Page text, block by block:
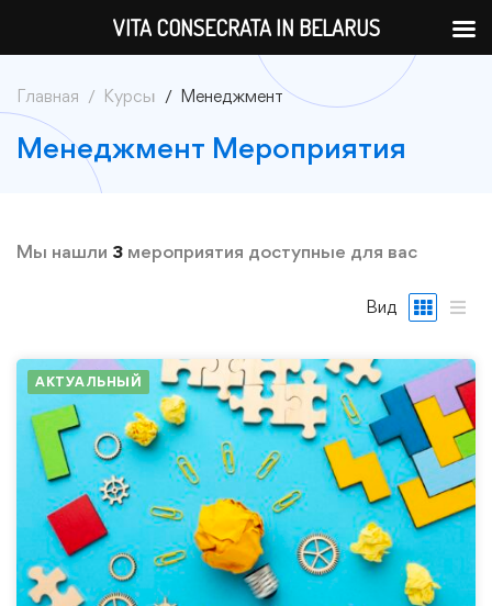
Главная Курсы Менеджмент
Менеджмент Мероприятия
Мы нашли 3 мероприятия доступные для вас
Вид
АКТУАЛЬНЫЙ
VITA CONSECRATA IN BELARUS